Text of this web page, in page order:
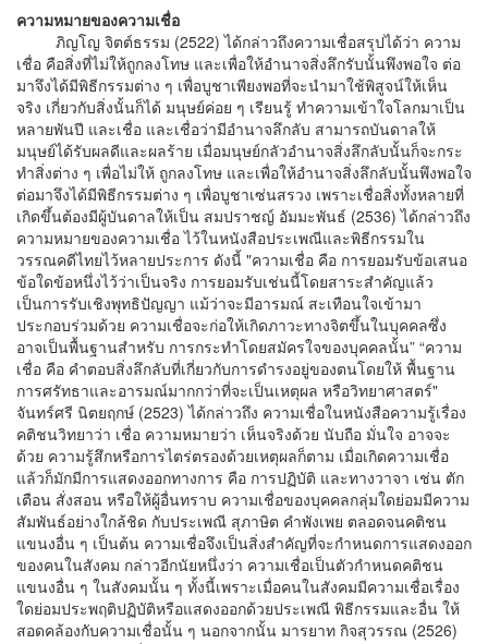
ความหมายของความเชื่อ
ภิญโญ จิตต์ธรรม (2522) ได้กล่าวถึงความเชื่อสรุปได้ว่า ความ
เชื่อ คือสิ่งที่ไม่ให้ถูกลงโทษ และเพื่อให้อํานาจสิ่งลึกรับนั้นพึงพอใจ ต่อ
มาจึงได้มีพิธีกรรมต่าง ๆ เพื่อบูชาเพียงพอที่จะนํามาใช้พิสูจน์ให้เห็น
จริง เกี่ยวกับสิ่งนั้นก็ได้ มนุษย์ค่อย ๆ เรียนรู้ ทําความเข้าใจโลกมาเป็น
หลายพันปี และเชื่อ และเชื่อว่ามีอํานาจลึกลับ สามารถบันดาลให้
มนุษย์ได้รับผลดีและผลร้าย เมื่อมนุษย์กลัวอํานาจสิ่งลึกลับนั้นก็จะกระ
ทําสิ่งต่าง ๆ เพื่อไม่ให้ ถูกลงโทษ และเพื่อให้อํานาจสิ่งลึกลับนั้นพึงพอใจ
ต่อมาจึงได้มีพิธีกรรมต่าง ๆ เพื่อบูชาเซ่นสรวง เพราะเชื่อสิ่งทั้งหลายที่
เกิดขึ้นต้องมีผู้บันดาลให้เป็น สมปราชญ์ อัมมะพันธ์ (2536) ได้กล่าวถึง
ความหมายของความเชื่อ ไว้ในหนังสือประเพณีและพิธีกรรมใน
วรรณคดีไทยไว้หลายประการ ดังนี้ "ความเชื่อ คือ การยอมรับข้อเสนอ
ข้อใดข้อหนึ่งไว้ว่าเป็นจริง การยอมรับเช่นนี้โดยสาระสําคัญแล้ว
เป็นการรับเชิงพุทธิปัญญา แม้ว่าจะมีอารมณ์ สะเทือนใจเข้ามา
ประกอบร่วมด้วย ความเชื่อจะก่อให้เกิดภาวะทางจิตขึ้นในบุคคลซึ่ง
อาจเป็นพื้นฐานสําหรับ การกระทําโดยสมัครใจของบุคคลนั้น” “ความ
เชื่อ คือ คําตอบสิ่งลึกลับที่เกี่ยวกับการดํารงอยู่ของตนโดยให้ พื้นฐาน
การศรัทธาและอารมณ์มากกว่าที่จะเป็นเหตุผล หรือวิทยาศาสตร์"
จันทร์ศรี นิตยฤกษ์ (2523) ได้กล่าวถึง ความเชื่อในหนังสือความรู้เรื่อง
คติชนวิทยาว่า เชื่อ ความหมายว่า เห็นจริงด้วย นับถือ มั่นใจ อาจจะ
ด้วย ความรู้สึกหรือการไตร่ตรองด้วยเหตุผลก็ตาม เมื่อเกิดความเชื่อ
แล้วก็มักมีการแสดงออกทางการ คือ การปฏิบัติ และทางวาจา เช่น ตัก
เตือน สั่งสอน หรือให้ผู้อื่นทราบ ความเชื่อของบุคคลกลุ่มใดย่อมมีความ
สัมพันธ์อย่างใกล้ชิด กับประเพณี สุภาษิต คําพังเพย ตลอดจนคติชน
แขนงอื่น ๆ เป็นต้น ความเชื่อจึงเป็นสิ่งสําคัญที่จะกําหนดการแสดงออก
ของคนในสังคม กล่าวอีกนัยหนึ่งว่า ความเชื่อเป็นตัวกําหนดคติชน
แขนงอื่น ๆ ในสังคมนั้น ๆ ทั้งนี้เพราะเมื่อคนในสังคมมีความเชื่อเรื่อง
ใดย่อมประพฤติปฏิบัติหรือแสดงออกด้วยประเพณี พิธีกรรมและอื่น ให้
สอดคล้องกับความเชื่อนั้น ๆ นอกจากนั้น มารยาท กิจสุวรรณ (2526)